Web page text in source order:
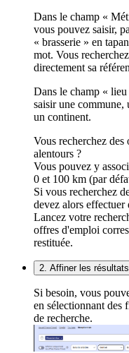
Dans le champ «
vous pouvez saisir,
« brasserie » en
mot. Vous
directement sa
Dans le champ «
saisir une commune,
un continent.
Vous recherchez des
alentours ?
Vous pouvez y
0 et 100 km (par
Si vous recherchez
devez alors effectuer
Lancez votre
offres d'emploi
restituée.
2. Affiner les
Si besoin, vous
en sélectionnant des
de recherche.